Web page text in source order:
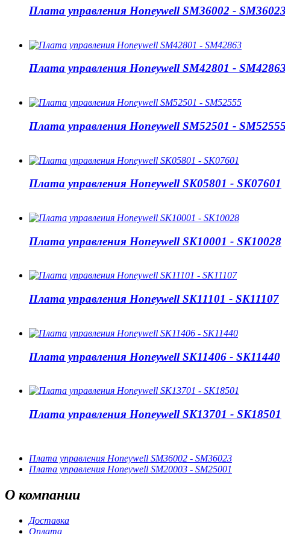
Плата управления Honeywell SM36002 - SM36023
Плата управления Honeywell SM42801 - SM42863
Плата управления Honeywell SM52501 - SM52555
Плата управления Honeywell SK05801 - SK07601
Плата управления Honeywell SK10001 - SK10028
Плата управления Honeywell SK11101 - SK11107
Плата управления Honeywell SK11406 - SK11440
Плата управления Honeywell SK13701 - SK18501
Плата управления Honeywell SM36002 - SM36023
Плата управления Honeywell SM20003 - SM25001
О компании
Доставка
Оплата